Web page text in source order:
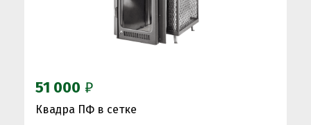
51 000 ₽
Квадра ПФ в сетке